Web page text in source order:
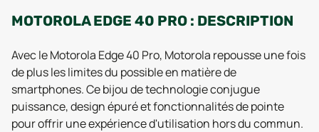
MOTOROLA EDGE 40 PRO : DESCRIPTION
Avec le Motorola Edge 40 Pro, Motorola repousse une fois
de plus les limites du possible en matière de
smartphones. Ce bijou de technologie conjugue
puissance, design épuré et fonctionnalités de pointe
pour offrir une expérience d'utilisation hors du commun.